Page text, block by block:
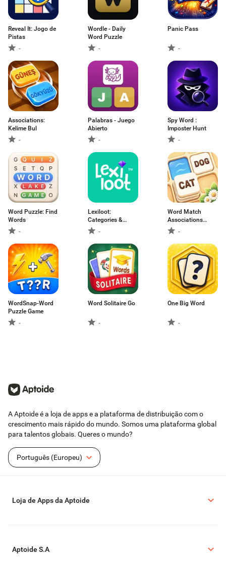
Reveal It: Jogo de
Pistas
-
Wordle - Daily
Word Puzzle
-
Panic Pass
-
Associations:
Kelime Bul
-
Palabras - Juego
Abierto
-
Spy Word :
Imposter Hunt
-
Word Puzzle: Find
Words
-
Lexiloot:
Categories &
Words
-
Word Match
Associations
Puzzle
-
WordSnap-Word
Puzzle Game
-
Word Solitaire Go
-
One Big Word
-
A Aptoide é a loja de apps e a plataforma de distribuição com o
crescimento mais rápido do mundo. Somos uma plataforma global
para talentos globais. Queres o mundo?
Português (Europeu)
Loja de Apps da Aptoide
Aptoide S.A